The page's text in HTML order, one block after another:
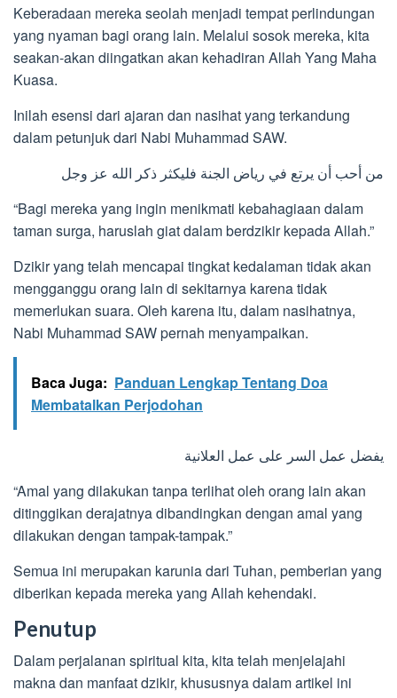
Keberadaan mereka seolah menjadi tempat perlindungan
yang nyaman bagi orang lain. Melalui sosok mereka, kita
seakan-akan diingatkan akan kehadiran Allah Yang Maha
Kuasa.
Inilah esensi dari ajaran dan nasihat yang terkandung
dalam petunjuk dari Nabi Muhammad SAW.
من أحب أن يرتع في رياض الجنة فليكثر ذكر الله عز وجل
“Bagi mereka yang ingin menikmati kebahagiaan dalam
taman surga, haruslah giat dalam berdzikir kepada Allah.”
Dzikir yang telah mencapai tingkat kedalaman tidak akan
mengganggu orang lain di sekitarnya karena tidak
memerlukan suara. Oleh karena itu, dalam nasihatnya,
Nabi Muhammad SAW pernah menyampaikan.
Baca Juga: Panduan Lengkap Tentang Doa
Membatalkan Perjodohan
يفضل عمل السر على عمل العلانية
“Amal yang dilakukan tanpa terlihat oleh orang lain akan
ditinggikan derajatnya dibandingkan dengan amal yang
dilakukan dengan tampak-tampak.”
Semua ini merupakan karunia dari Tuhan, pemberian yang
diberikan kepada mereka yang Allah kehendaki.
Penutup
Dalam perjalanan spiritual kita, kita telah menjelajahi
makna dan manfaat dzikir, khususnya dalam artikel ini